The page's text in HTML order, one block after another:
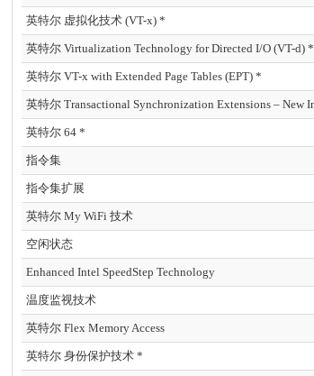
英特尔 虚拟化技术 (VT-x) *
英特尔 Virtualization Technology for Directed I/O (VT-d) *
英特尔 VT-x with Extended Page Tables (EPT) *
英特尔 64 *
指令集
指令集扩展
英特尔 My WiFi 技术
空闲状态
Enhanced Intel SpeedStep Technology
温度监视技术
英特尔 Flex Memory Access
英特尔 身份保护技术 *